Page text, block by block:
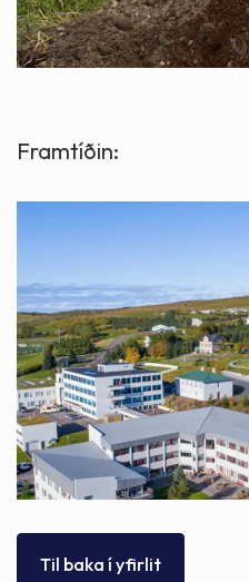
Framtíðin:
Til baka í yfirlit